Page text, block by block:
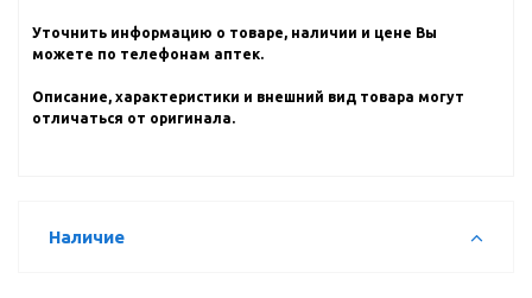
Уточнить информацию о товаре, наличии и цене Вы
можете по телефонам аптек.
Описание, характеристики и внешний вид товара могут
отличаться от оригинала.
Наличие